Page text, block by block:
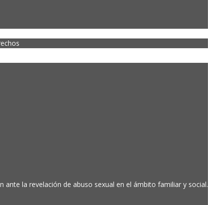
ante la revelación de abuso sexual en el ámbito familiar y social.